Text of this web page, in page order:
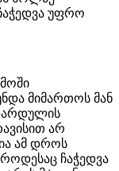
უფრო
მიმართოს მან
არ
ამ დროს
ჩაჭედვა